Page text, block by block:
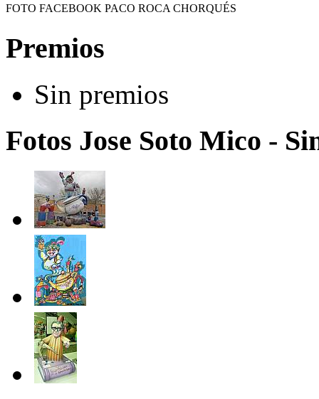
FOTO FACEBOOK PACO ROCA CHORQUÉS
Premios
Sin premios
Fotos Jose Soto Mico -